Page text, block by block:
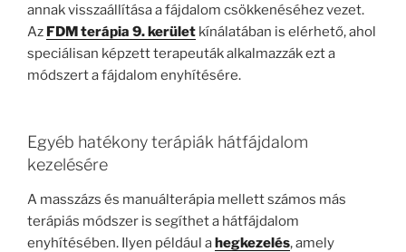
annak visszaállítása a fájdalom csökkenéséhez vezet.
Az FDM terápia 9. kerület kínálatában is elérhető, ahol
speciálisan képzett terapeuták alkalmazzák ezt a
módszert a fájdalom enyhítésére.
Egyéb hatékony terápiák hátfájdalom
kezelésére
A masszázs és manuálterápia mellett számos más
terápiás módszer is segíthet a hátfájdalom
enyhítésében. Ilyen például ahegkezelés, amely